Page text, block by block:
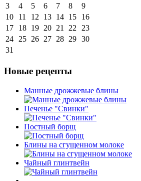
3
4 5 6 7 8
9
10
11 12 13 14 15
16
17
18 19 20 21 22 23
24 25 26 27 28 29 30
31
Новые рецепты
Манные дрожжевые блины
Печенье "Свинки"
Постный борщ
Блины на сгущенном молоке
Чайный глинтвейн